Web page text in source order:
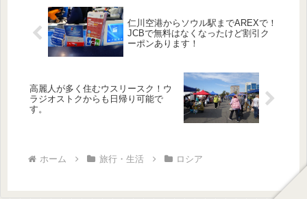
仁川空港からソウル駅までAREXで！
JCBで無料はなくなったけど割引ク
ーポンあります！
高麗人が多く住むウスリースク！ウ
ラジオストクからも日帰り可能で
す。
ホーム 旅行・生活 ロシア